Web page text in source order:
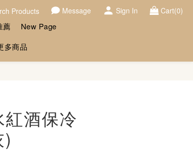
Products Message Sign In Cart(0)
薦
New Page
多商品
酒保冷